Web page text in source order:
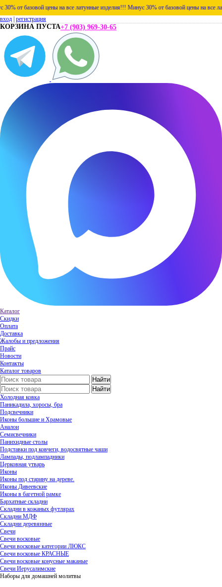
от базовой цены на все латунные изделия!!! Минус 30% от базовой цены на все
вход регистрация
КОРЗИНА ПУСТА+7 (903) 969-30-65
Каталог
Скидки
Оплата
Доставка
Жалобы и предложения
Прайс
Новости
Контакты
Каталог товаров
Холодная ковка
Паникадила, хоросы, бра
Подсвечники
Иконы большие и Храмовые
Аналои
Семисвечники
Панихидные столы
Подставки под ковчеги, водосвятные чаши
Лампады, подлампадники
Церковная утварь
Иконы
Иконы под старину на дереве.
Иконы Дивеевские
Иконы в багетной рамке
Бархатные складни
Складни в кожаных футлярах
Складни МДФ
Складни деревянные
Свечи
Свечи восковые
Свечи восковые категории ЛЮКС
Свечи восковые КРАСНЫЕ
Свечи восковые конусные маканые
Свечи Иерусалимские
Наборы для домашней молитвы